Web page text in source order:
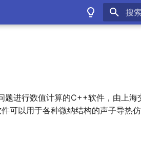
进行数值计算的C++软件，由上海
可以用于各种微纳结构的声子导热